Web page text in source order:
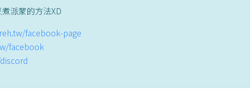
派蒙的方法XD
facebook-page
facebook